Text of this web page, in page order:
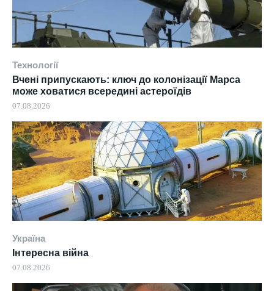
Технології
Вчені припускають: ключ до колонізації Марса
може ховатися всередині астероїдів
07.08.2026
Україна
Інтересна війна
07.08.2026